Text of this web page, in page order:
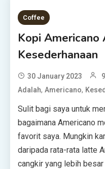
Coffee
Kopi Americano
Kesederhanaan
30 January 2023
Adalah,Americano,
Sulit bagi saya untuk
bagaimana Americano
favorit saya. Mungkin
daripada rata-rata latte
cangkir yang lebih